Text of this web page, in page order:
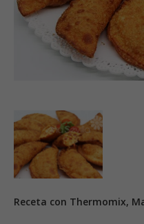
Receta con Thermomix,